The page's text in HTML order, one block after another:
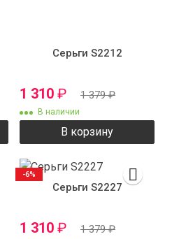
Серьги S2212
1 310 ₽ 1 379₽
В наличии
В корзину
Серьги S2227
1 310 ₽ 1 379₽
-6%